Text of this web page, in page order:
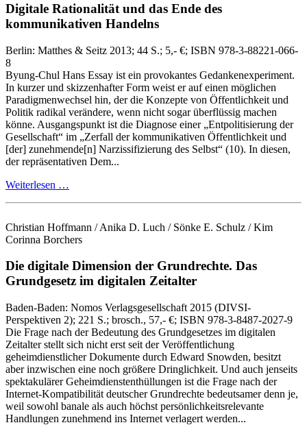
Digitale Rationalität und das Ende des
kommunikativen Handelns
Berlin: Matthes & Seitz 2013; 44 S.; 5,- €; ISBN 978-3-88221-066-
8
Byung‑Chul Hans Essay ist ein provokantes Gedankenexperiment.
In kurzer und skizzenhafter Form weist er auf einen möglichen
Paradigmenwechsel hin, der die Konzepte von Öffentlichkeit und
Politik radikal verändere, wenn nicht sogar überflüssig machen
könne. Ausgangspunkt ist die Diagnose einer „Entpolitisierung der
Gesellschaft“ im „Zerfall der kommunikativen Öffentlichkeit und
[der] zunehmende[n] Narzissifizierung des Selbst“ (10). In diesen,
der repräsentativen Dem...
Weiterlesen …
Christian Hoffmann / Anika D. Luch / Sönke E. Schulz / Kim
Corinna Borchers
Die digitale Dimension der Grundrechte. Das
Grundgesetz im digitalen Zeitalter
Baden-Baden: Nomos Verlagsgesellschaft 2015 (DIVSI-
Perspektiven 2); 221 S.; brosch., 57,- €; ISBN 978-3-8487-2027-9
Die Frage nach der Bedeutung des Grundgesetzes im digitalen
Zeitalter stellt sich nicht erst seit der Veröffentlichung
geheimdienstlicher Dokumente durch Edward Snowden, besitzt
aber inzwischen eine noch größere Dringlichkeit. Und auch jenseits
spektakulärer Geheimdienstenthüllungen ist die Frage nach der
Internet‑Kompatibilität deutscher Grundrechte bedeutsamer denn je,
weil sowohl banale als auch höchst persönlichkeitsrelevante
Handlungen zunehmend ins Internet verlagert werden...